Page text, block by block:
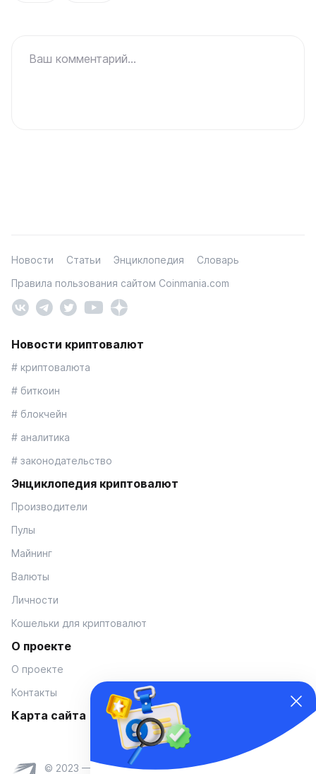
Ваш комментарий...
Новости Статьи Энциклопедия
Словарь
Правила пользования сайтом Coinmania.com
Новости криптовалют
# криптовалюта
# биткоин
# блокчейн
# аналитика
# законодательство
Энциклопедия криптовалют
Производители
Пулы
Майнинг
Валюты
Личности
Кошельки для криптовалют
О проекте
О проекте
Контакты
Карта сайта
© 2023 — Coinmania